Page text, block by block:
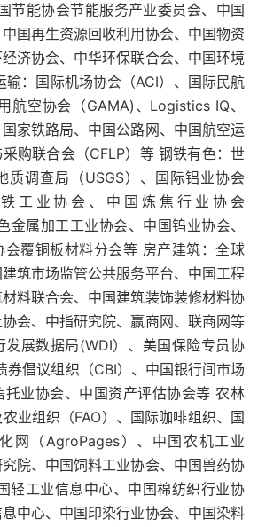
节能协会节能服务产业委员会、中国
国再生资源回收利用协会、中国物资
济协会、中华环保联合会、中国环境
输：国际机场协会（ACI）、国际民航
航空协会（GAMA)、Logistics IQ、
家铁路局、中国公路网、中国航空运
购联合会（CFLP）等 钢铁有色：世
质调查局（USGS）、国际铝业协会
铁工业协会、中国炼焦行业协会
金属加工工业协会、中国钨业协会、
会覆铜板材料分会等 房产建筑：全球
筑市场监管公共服务平台、中国工程
料联合会、中国建筑装饰装修材料协
会、中指研究院、赢商网、联商网等
发展数据局(WDI）、美国保险专员协
券倡议组织（CBI）、中国银行间市场
托业协会、中国资产评估协会等 农林
业组织（FAO）、国际咖啡组织、国
网（AgroPages）、中国农机工业
院、中国饲料工业协会、中国兽药协
轻工业信息中心、中国棉纺织行业协
中心、中国印染行业协会、中国染料